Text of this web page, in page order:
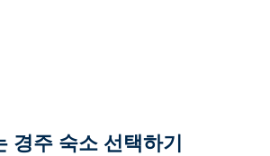
경주 숙소 선택하기